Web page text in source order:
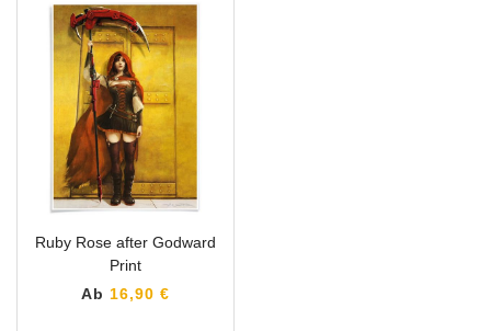
Ruby Rose after Godward
Print
Ab 16,90 €